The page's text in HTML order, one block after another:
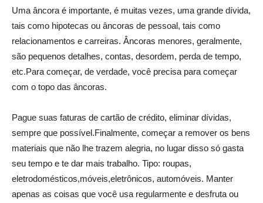
Uma âncora é importante, é muitas vezes, uma grande dívida,
tais como hipotecas ou âncoras de pessoal, tais como
relacionamentos e carreiras. Âncoras menores, geralmente,
são pequenos detalhes, contas, desordem, perda de tempo,
etc.Para começar, de verdade, você precisa para começar
com o topo das âncoras.
Pague suas faturas de cartão de crédito, eliminar dívidas,
sempre que possível.Finalmente, começar a remover os bens
materiais que não lhe trazem alegria, no lugar disso só gasta
seu tempo e te dar mais trabalho. Tipo: roupas,
eletrodomésticos,móveis,eletrônicos, automóveis. Manter
apenas as coisas que você usa regularmente e desfruta ou